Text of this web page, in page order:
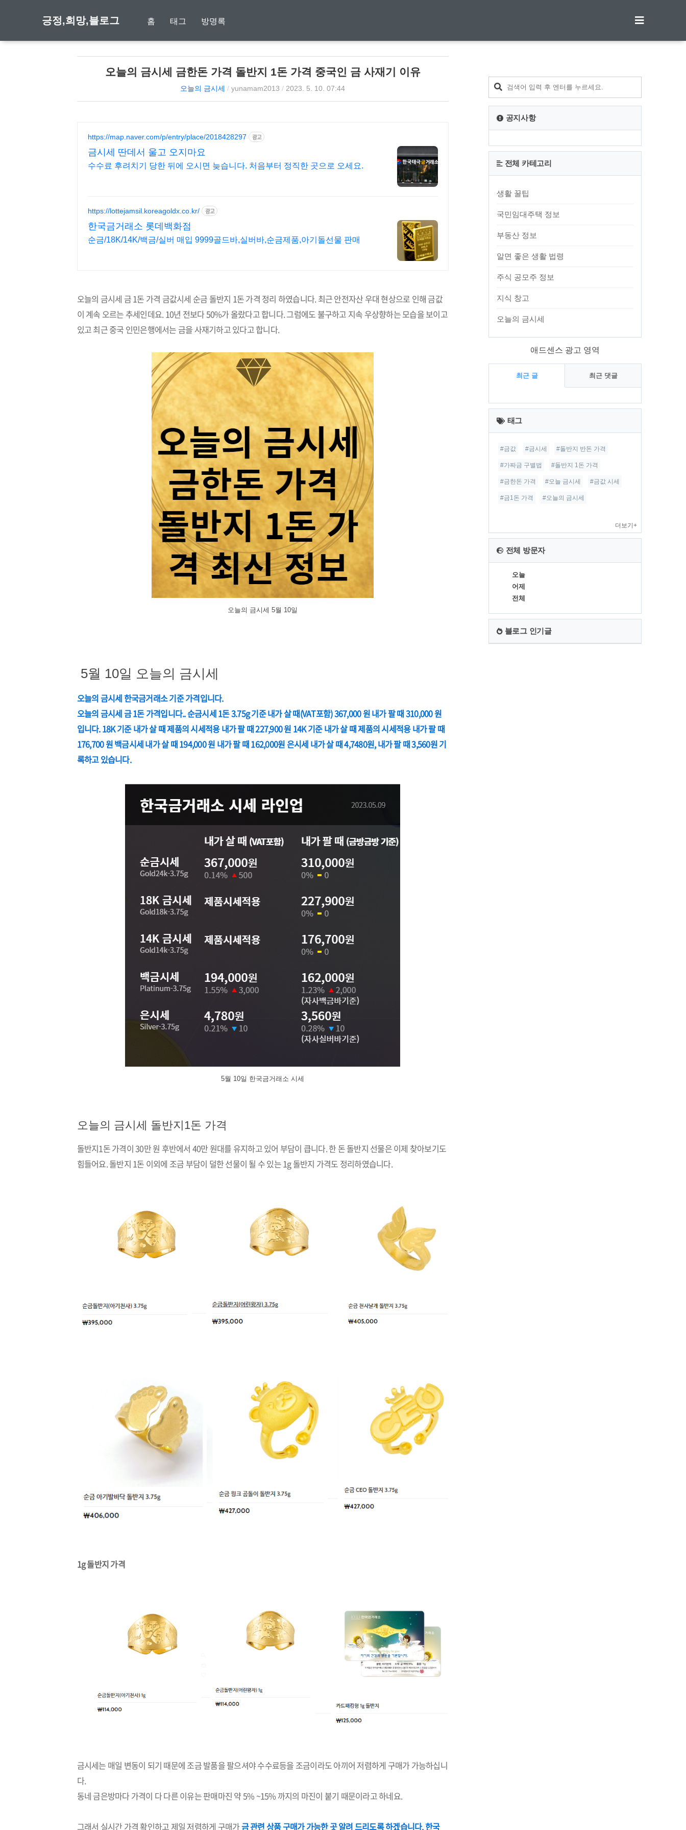
긍정,희망,블로그 홈 태그 방명록
오늘의 금시세 금한돈 가격 돌반지 1돈 가격 중국인 금 사재기 이유
오늘의 금시세 / yunamam2013 / 2023. 5. 10. 07:44
https://map.naver.com/p/entry/place/2018428297 광고
금시세 딴데서 울고 오지마요
수수료 후려치기 당한 뒤에 오시면 늦습니다. 처음부터 정직한 곳으로 오세요.
https://lottejamsil.koreagoldx.co.kr/ 광고
한국금거래소 롯데백화점
순금/18K/14K/백금/실버 매입 9999골드바,실버바,순금제품,아기돌선물 판매
오늘의 금시세 금 1돈 가격 금값시세 순금 돌반지 1돈 가격 정리 하였습니다. 최근 안전자산 우대 현상으로 인해 금값
이 계속 오르는 추세인데요. 10년 전보다 50%가 올랐다고 합니다. 그럼에도 불구하고 지속 우상향하는 모습을 보이고
있고 최근 중국 인민은행에서는 금을 사재기하고 있다고 합니다.
오늘의 금시세 5월 10일
5월 10일 오늘의 금시세
오늘의 금시세 한국금거래소 기준 가격입니다.
오늘의 금시세 금 1돈 가격입니다.. 순금시세 1돈 3.75g 기준 내가 살 때(VAT포함) 367,000 원 내가 팔 때 310,000 원
입니다. 18K 기준 내가 살 때 제품의 시세적용 내가 팔 때 227,900 원 14K 기준 내가 살 때 제품의 시세적용 내가 팔 때
176,700 원 백금시세 내가 살 때 194,000 원 내가 팔 때 162,000원 은시세 내가 살 때 4,7480원, 내가 팔 때 3,560원 기
록하고 있습니다.
5월 10일 한국금거래소 시세
오늘의 금시세 돌반지1돈 가격
돌반지1돈 가격이 30만 원 후반에서 40만 원대를 유지하고 있어 부담이 큽니다. 한 돈 돌반지 선물은 이제 찾아보기도
힘들어요. 돌반지 1돈 이외에 조금 부담이 덜한 선물이 될 수 있는 1g 돌반지 가격도 정리하였습니다.
1g 돌반지 가격
금시세는 매일 변동이 되기 때문에 조금 발품을 팔으셔야 수수료등을 조금이라도 아끼어 저렴하게 구매가 가능하십니
다.
동네 금은방마다 가격이 다 다른 이유는 판매마진 약 5% ~15% 까지의 마진이 붙기 때문이라고 하네요.
그래서 실시간 가격 확인하고 제일 저렴하게 구매가금 관련 상품 구매가 가능한 곳 알려 드리도록 하겠습니다. 한국
공지사항
전체 카테고리
생활 꿀팁
국민임대주택 정보
부동산 정보
알면 좋은 생활 법령
주식 공모주 정보
지식 창고
오늘의 금시세
애드센스 광고 영역
최근 글 최근 댓글
최
근
글
태그
#금값 #금시세 #돌반지 반돈 가격
#가짜금 구별법 #돌반지 1돈 가격
#금한돈 가격 #오늘 금시세 #금값 시세
#금1돈 가격 #오늘의 금시세
더보기+
전체 방문자
오늘
어제
전체
블로그 인기글